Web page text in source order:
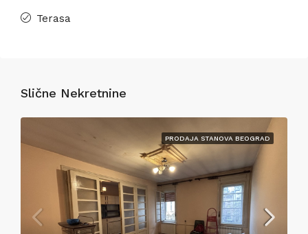
Terasa
Slične Nekretnine
PRODAJA STANOVA BEOGRAD